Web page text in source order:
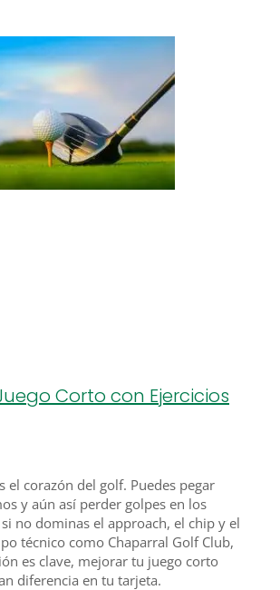
Corto con Ejercicios
el corazón del golf. Puedes pegar
y aún así perder golpes en los
no dominas el approach, el chip y el
técnico como Chaparral Golf Club,
es clave, mejorar tu juego corto
diferencia en tu tarjeta.